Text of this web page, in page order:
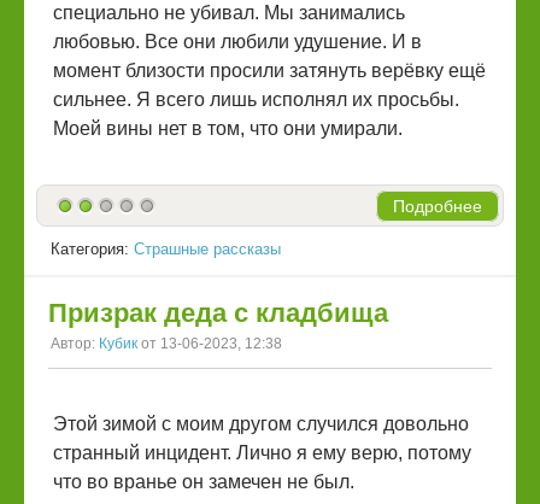
специально не убивал. Мы занимались
любовью. Все они любили удушение. И в
момент близости просили затянуть верёвку ещё
сильнее. Я всего лишь исполнял их просьбы.
Моей вины нет в том, что они умирали.
Подробнее
Категория: Страшные рассказы
Призрак деда с кладбища
Автор: Кубик от 13-06-2023, 12:38
Этой зимой с моим другом случился довольно
странный инцидент. Лично я ему верю, потому
что во вранье он замечен не был.